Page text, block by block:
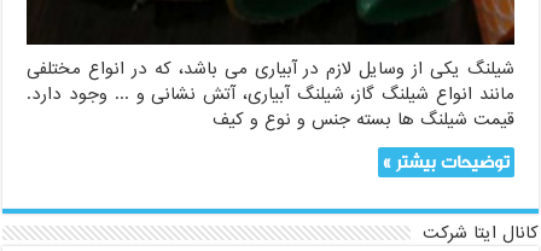
شیلنگ یکی از وسایل لازم در آبیاری می باشد، که در انواع مختلفی
مانند انواع شیلنگ گاز، شیلنگ آبیاری، آتش نشانی و ... وجود دارد.
قیمت شیلنگ ها بسته جنس و نوع و کیف
توضیحات بیشتر »
کانال ایتا شرکت